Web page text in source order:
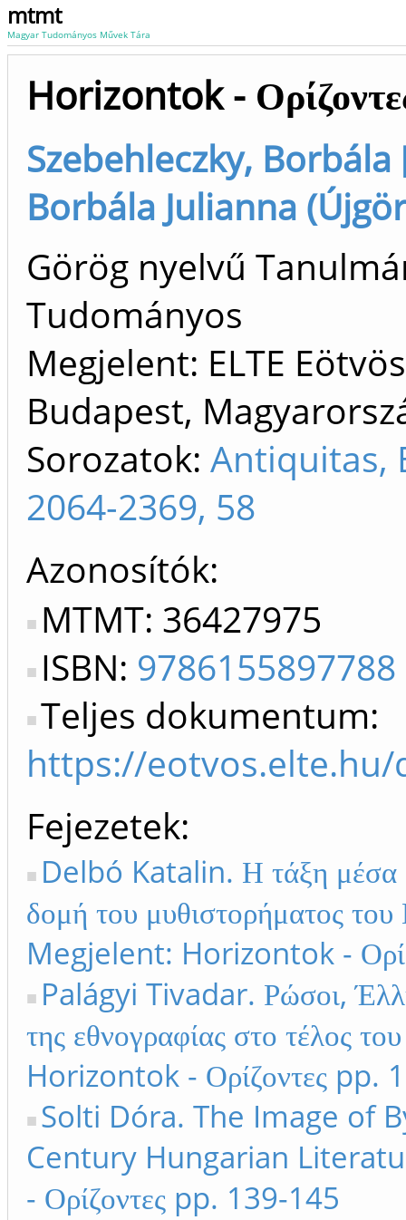
mtmt
Magyar Tudományos Művek Tára
Horizontok -
Szebehleczky, Borbála
Borbála Julianna
Görög nyelvű
Tudományos
Megjelent: ELTE
Budapest,
Sorozatok: Antiquitas,
2064-2369, 58
Azonosítók
MTMT: 36427975
ISBN: 9786155897788
Teljes dokumentum:
https://eotvos.elte.hu/
Fejezetek
Delbó Katalin. Η τάξη μέσα
δομή του μυθιστορήματος
Megjelent: Horizontok -
Palágyi Tivadar. Ρώσοι,
της εθνογραφίας στο τέλος
Horizontok - Ορίζοντες pp.
Solti Dóra. The Image of
Century Hungarian
- Ορίζοντες pp. 139-145